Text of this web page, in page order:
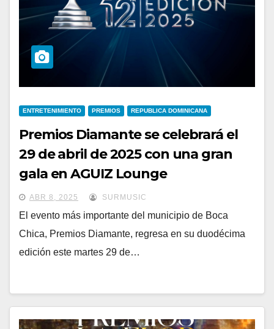
ENTRETENIMIENTO PREMIOS REPUBLICA DOMINICANA
Premios Diamante se celebrará el
29 de abril de 2025 con una gran
gala en AGUIZ Lounge
ABR 8, 2025 SURMUSIC
El evento más importante del municipio de Boca
Chica, Premios Diamante, regresa en su duodécima
edición este martes 29 de…